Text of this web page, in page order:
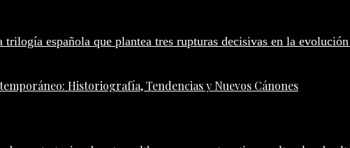
Historiografía, Tendencias y Nuevos Cánones